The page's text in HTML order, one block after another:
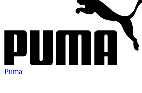
Puma